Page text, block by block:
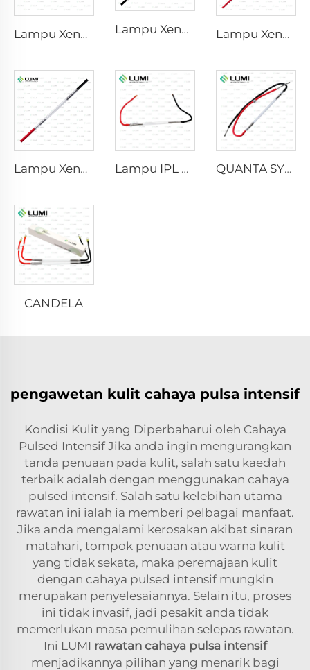
Lampu Xenon IPL P1541 – 9×45×100 mm Lampu Xenon Laser L2741 – 7×100×167 mm Lampu Xenon Laser L2851-5×105×175 mm
Lampu Xenon Laser L2021-7×65×130 mm Lampu IPL P2021-7×65×130 mm QUANTA SYSTEM
CANDELA
pengawetan kulit cahaya pulsa intensif
Kondisi Kulit yang Diperbaharui oleh Cahaya
Pulsed Intensif Jika anda ingin mengurangkan
tanda penuaan pada kulit, salah satu kaedah
terbaik adalah dengan menggunakan cahaya
pulsed intensif. Salah satu kelebihan utama
rawatan ini ialah ia memberi pelbagai manfaat.
Jika anda mengalami kerosakan akibat sinaran
matahari, tompok penuaan atau warna kulit
yang tidak sekata, maka peremajaan kulit
dengan cahaya pulsed intensif mungkin
merupakan penyelesaiannya. Selain itu, proses
ini tidak invasif, jadi pesakit anda tidak
memerlukan masa pemulihan selepas rawatan.
Ini LUMI rawatan cahaya pulsa intensif
menjadikannya pilihan yang menarik bagi